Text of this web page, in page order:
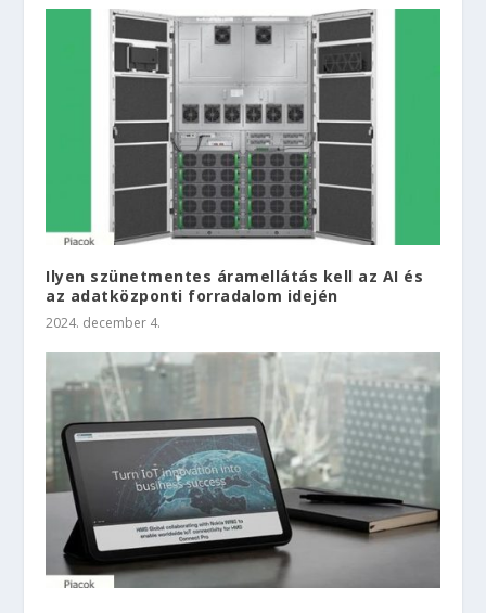
Ilyen szünetmentes áramellátás kell az AI és
az adatközponti forradalom idején
2024. december 4.